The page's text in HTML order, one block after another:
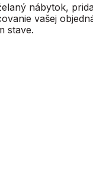
nábytok,
vašej
stave.